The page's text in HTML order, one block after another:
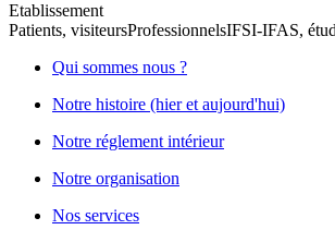
Etablissement
Patients, visiteursProfessionnelsIFSI-IFAS,
Qui sommes nous ?
Notre histoire (hier et aujourd'hui)
Notre réglement intérieur
Notre organisation
Nos services